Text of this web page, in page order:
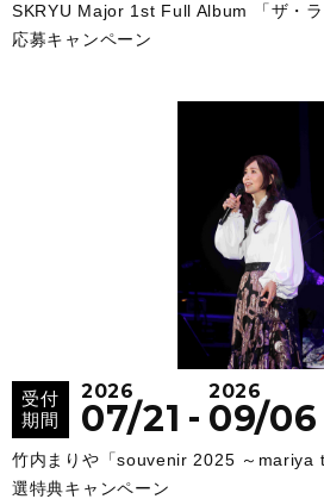
SKRYU Major 1st Full Album 「ザ・ラ
応募キャンペーン
受付
期間
2026
07/21 -
2026
09/06
竹内まりや「souvenir 2025 ～mariya
選特典キャンペーン